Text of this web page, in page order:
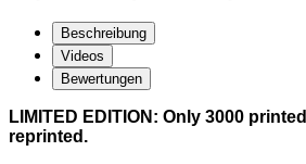
Beschreibung
Videos
Bewertungen
LIMITED EDITION: Only 3000
reprinted.